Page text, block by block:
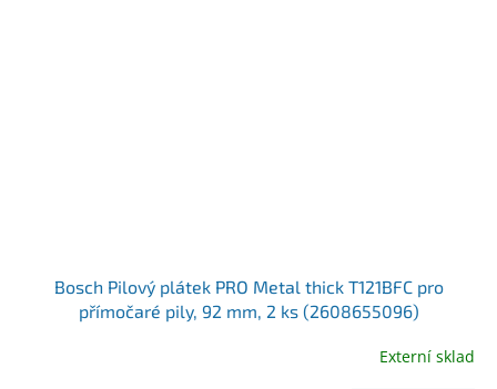
Bosch Pilový plátek PRO Metal thick T121BFC pro
přímočaré pily, 92 mm, 2 ks (2608655096)
Externí sklad